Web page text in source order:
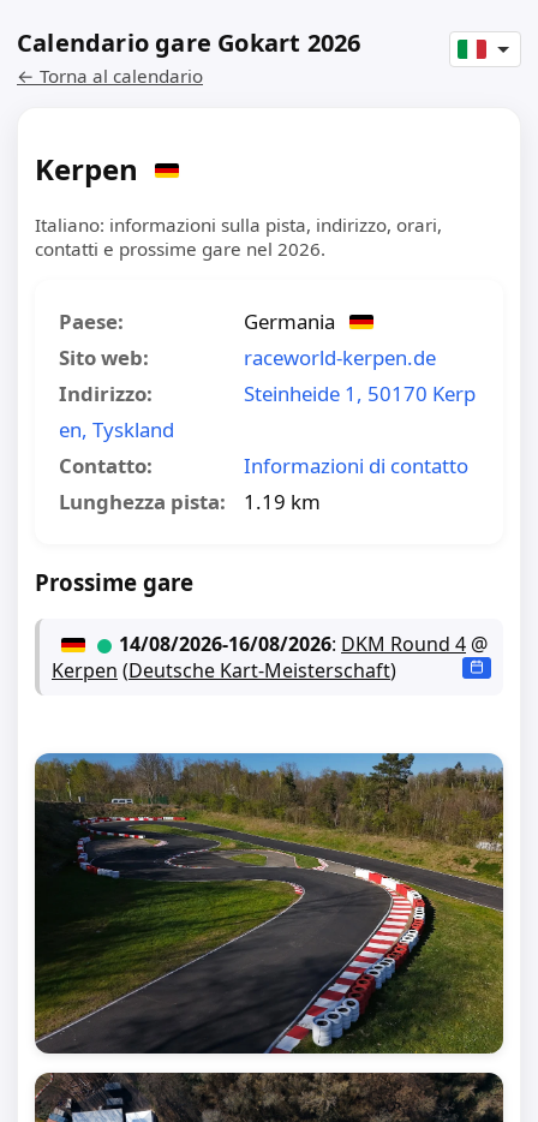
Calendario gare Gokart 2026
← Torna al calendario
Kerpen
Italiano: informazioni sulla pista, indirizzo, orari,
contatti e prossime gare nel 2026.
Paese:
Germania
Sito web:
raceworld-kerpen.de
Indirizzo:
Steinheide 1, 50170 Kerp
en, Tyskland
Contatto:
Informazioni di contatto
Lunghezza pista:
1.19 km
Prossime gare
14/08/2026-16/08/2026: DKM Round 4 @
Kerpen (Deutsche Kart-Meisterschaft)